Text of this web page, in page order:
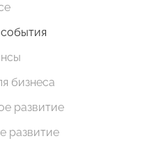
бизнеса
развитие
развитие